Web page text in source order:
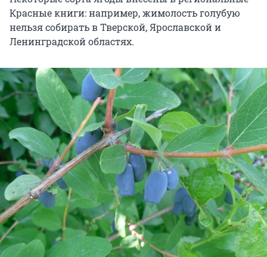
Красные книги: например, жимолость голубую
нельзя собирать в Тверской, Ярославской и
Ленинградской областях.